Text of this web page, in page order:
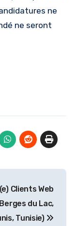
ne
ne seront
Clients Web
du Lac,
Tunisie)